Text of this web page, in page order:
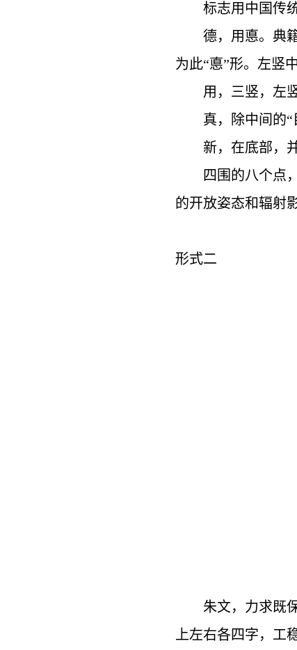
标志用中国传
德，用悳。典
为此“悳”形。左竖
用，三竖，左
真，除中间的“
新，在底部，
四围的八个点
的开放姿态和辐射
形式二
朱文，力求既
上左右各四字，工